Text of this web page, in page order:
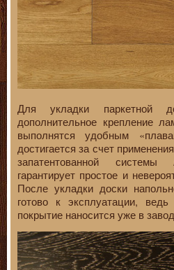
Для укладки паркетной
дополнительное крепление
выполнятся удобным
достигается за счет
запатентованной системы
гарантирует простое и
После укладки доски
готово к эксплуатации,
покрытие наносится уже в